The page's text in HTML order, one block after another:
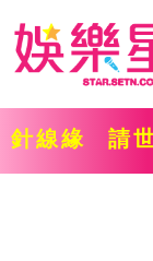
針線緣 請